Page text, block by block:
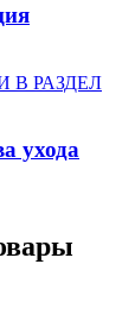
В РАЗДЕЛ
ухода